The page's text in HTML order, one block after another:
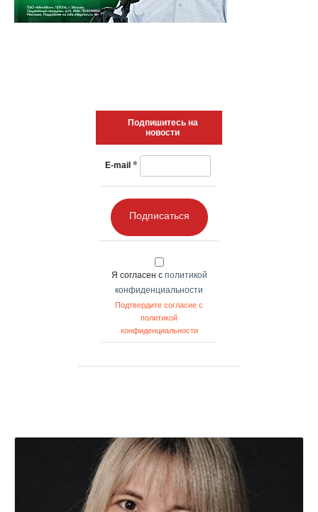
Подпишитесь на
новости
E-mail *
Подписаться
Я согласен с политикой
конфиденциальности
Подтвердите согласие с
политикой
конфиденциальности